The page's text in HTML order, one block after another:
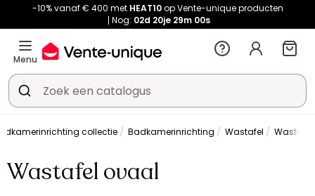
-10% vanaf € 400 met HEAT10op Vente-unique producten
Nog: 02d 20je 29m 00s
Menu
collectie Badkamerinrichting Wastafel
Wastafel ovaal